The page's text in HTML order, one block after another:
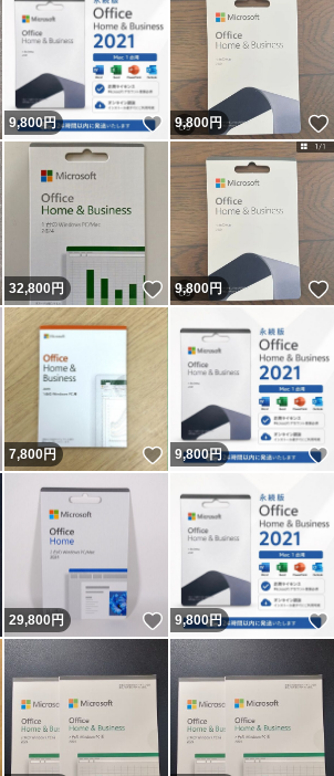
いいね！
9,800円 いいね！
9,800円
いいね！
32,800円 いいね！
9,800円
いいね！
7,800円 いいね！
9,800円
いいね！
29,800円 いいね！
9,800円